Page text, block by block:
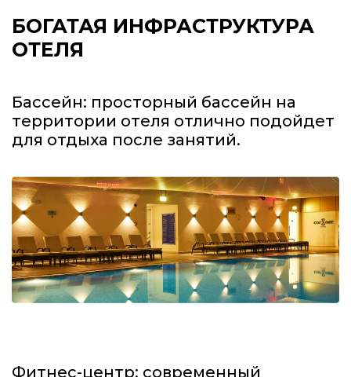
БОГАТАЯ ИНФРАСТРУКТУРА
ОТЕЛЯ
Бассейн: просторный бассейн на
территории отеля отлично подойдет
для отдыха после занятий.
Фитнес-центр: современный